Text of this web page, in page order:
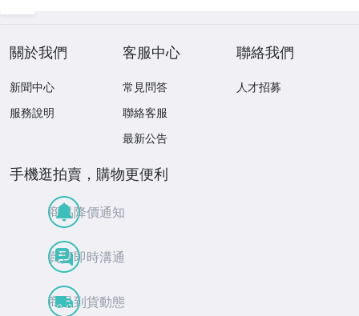
關於我們
新聞中心
服務說明
客服中心
常見問答
聯絡客服
最新公告
聯絡我們
人才招募
手機逛拍賣，購物更便利
商品降價通知
買賣即時溝通
商品到貨動態